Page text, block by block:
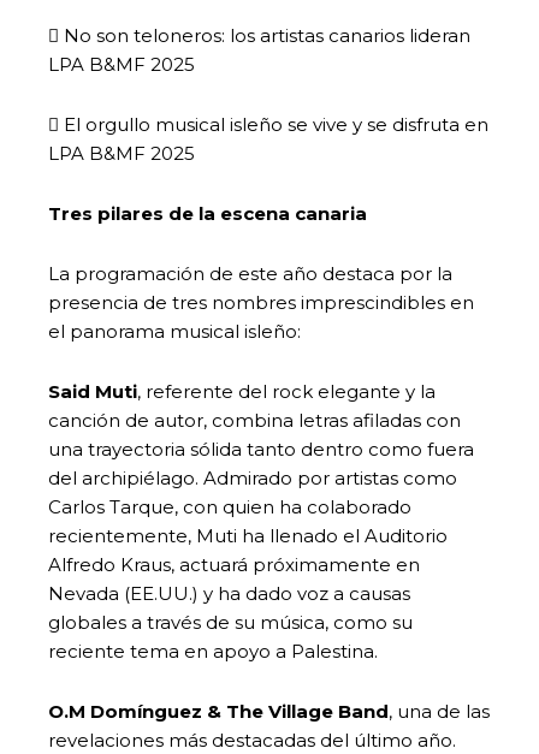
 No son teloneros: los artistas canarios lideran
LPA B&MF 2025
 El orgullo musical isleño se vive y se disfruta en
LPA B&MF 2025
Tres pilares de la escena canaria
La programación de este año destaca por la
presencia de tres nombres imprescindibles en
el panorama musical isleño:
Said Muti, referente del rock elegante y la
canción de autor, combina letras afiladas con
una trayectoria sólida tanto dentro como fuera
del archipiélago. Admirado por artistas como
Carlos Tarque, con quien ha colaborado
recientemente, Muti ha llenado el Auditorio
Alfredo Kraus, actuará próximamente en
Nevada (EE.UU.) y ha dado voz a causas
globales a través de su música, como su
reciente tema en apoyo a Palestina.
O.M Domínguez & The Village Band, una de las
revelaciones más destacadas del último año.